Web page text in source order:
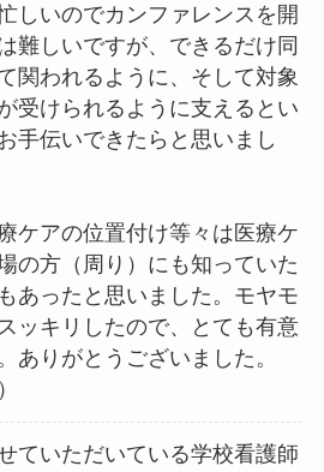
しいのでカンファレンスを開
難しいですが、できるだけ同
関われるように、そして対象
受けられるように支えるとい
手伝いできたらと思いまし
ケアの位置付け等々は医療ケ
の方（周り）にも知っていた
あったと思いました。モヤモ
ッキリしたので、とても有意
ありがとうございました。
ていただいている学校看護師